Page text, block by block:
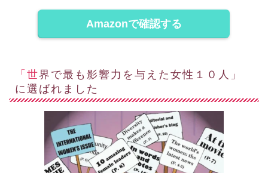
Amazonで確認する
「世界で最も影響力を与えた女性１０人」
に選ばれました